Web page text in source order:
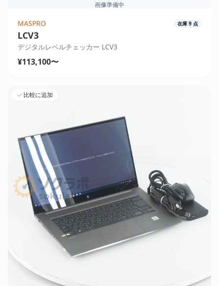
画像準備中
MASPRO 在庫 9 点
LCV3
デジタルレベルチェッカー LCV3
¥113,100〜
比較に追加